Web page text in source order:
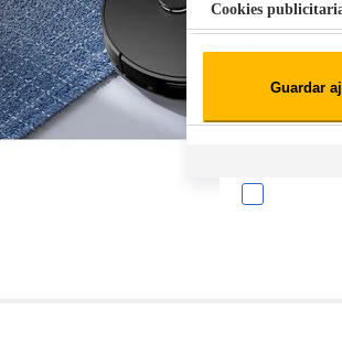
Cookies
Guardar